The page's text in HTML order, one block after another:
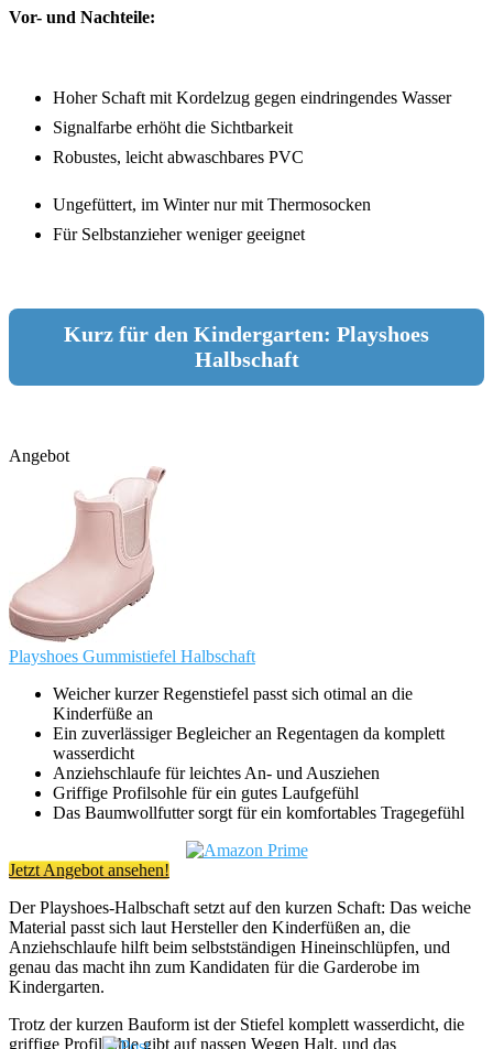
Vor- und Nachteile:
Hoher Schaft mit Kordelzug gegen eindringendes Wasser
Signalfarbe erhöht die Sichtbarkeit
Robustes, leicht abwaschbares PVC
Ungefüttert, im Winter nur mit Thermosocken
Für Selbstanzieher weniger geeignet
Kurz für den Kindergarten: Playshoes
Halbschaft
Angebot
Playshoes Gummistiefel Halbschaft
Weicher kurzer Regenstiefel passt sich otimal an die
Kinderfüße an
Ein zuverlässiger Begleicher an Regentagen da komplett
wasserdicht
Anziehschlaufe für leichtes An- und Ausziehen
Griffige Profilsohle für ein gutes Laufgefühl
Das Baumwollfutter sorgt für ein komfortables Tragegefühl
Jetzt Angebot ansehen!
Der Playshoes-Halbschaft setzt auf den kurzen Schaft: Das weiche
Material passt sich laut Hersteller den Kinderfüßen an, die
Anziehschlaufe hilft beim selbstständigen Hineinschlüpfen, und
genau das macht ihn zum Kandidaten für die Garderobe im
Kindergarten.
Trotz der kurzen Bauform ist der Stiefel komplett wasserdicht, die
griffige Profilsohle gibt auf nassen Wegen Halt, und das